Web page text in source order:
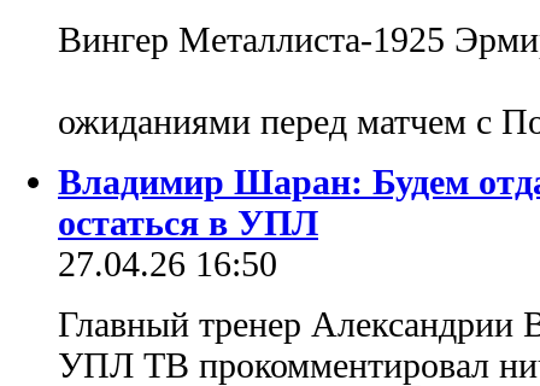
Вингер Металлиста-1925
ожиданиями перед матчем с
Владимир Шаран: Будем
остаться в УПЛ
27.04.26 16:50
Главный тренер
УПЛ ТВ прокомментировал